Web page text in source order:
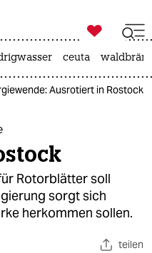

taz zahl ich
ceuta
Ausrotiert in Rostock
Rotorblätter soll
sorgt sich
herkommen sollen.
teilen